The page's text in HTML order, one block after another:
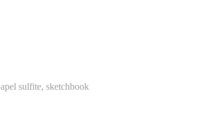
sulfite, sketchbook